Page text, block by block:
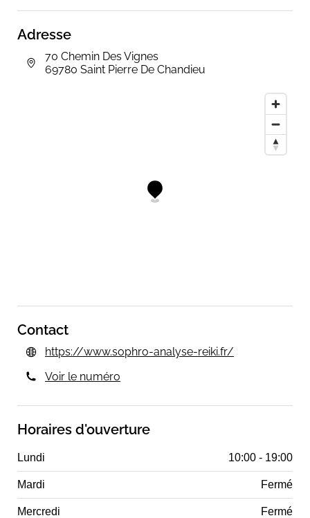
Adresse
70 Chemin Des Vignes
69780 Saint Pierre De Chandieu
Contact
https://www.sophro-analyse-reiki.fr/
Voir le numéro
Horaires d'ouverture
Lundi 10:00 - 19:00
Mardi Fermé
Mercredi Fermé
J'anime désormais des stages d'initiation au Reiki pour
degré.
J'ai ensuite évolué en me formant à la medecine
symbolique avec Gilles et Rose Gandy, et initiée à
competences au service du Soi de mes clients, afin
qu'ils retrouvent l'alignement avec cette partie d'eux